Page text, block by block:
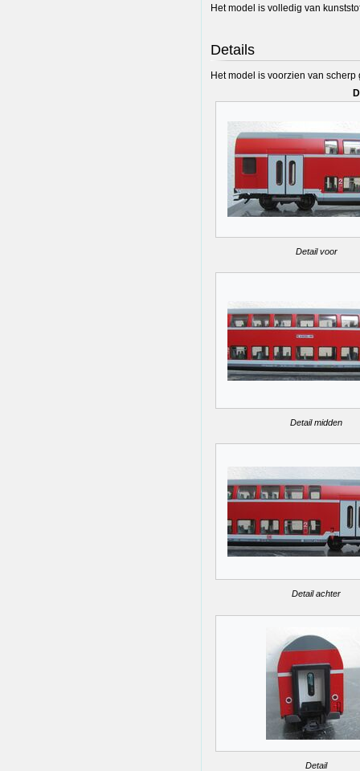
Het model is volledig van
Details
Het model is voorzien van scherp
Detail voor
Detail midden
Detail achter
Detail